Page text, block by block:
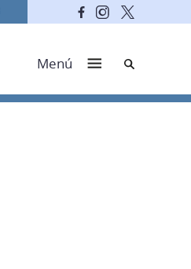
Menú Cerca